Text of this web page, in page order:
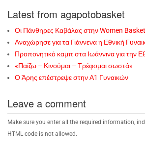
Latest from agapotobasket
Οι Πάνθηρες Καβάλας στην Women
Αναχώρησε για τα Γιάννενα η Εθνική
Προπονητικό καμπ στα Ιωάννινα για την
«Παίζω – Κινούμαι – Τρέφομαι σωστά»
Ο Άρης επέστρεψε στην Α1 Γυναικών
Leave a comment
Make sure you enter all the required information,
HTML code is not allowed.